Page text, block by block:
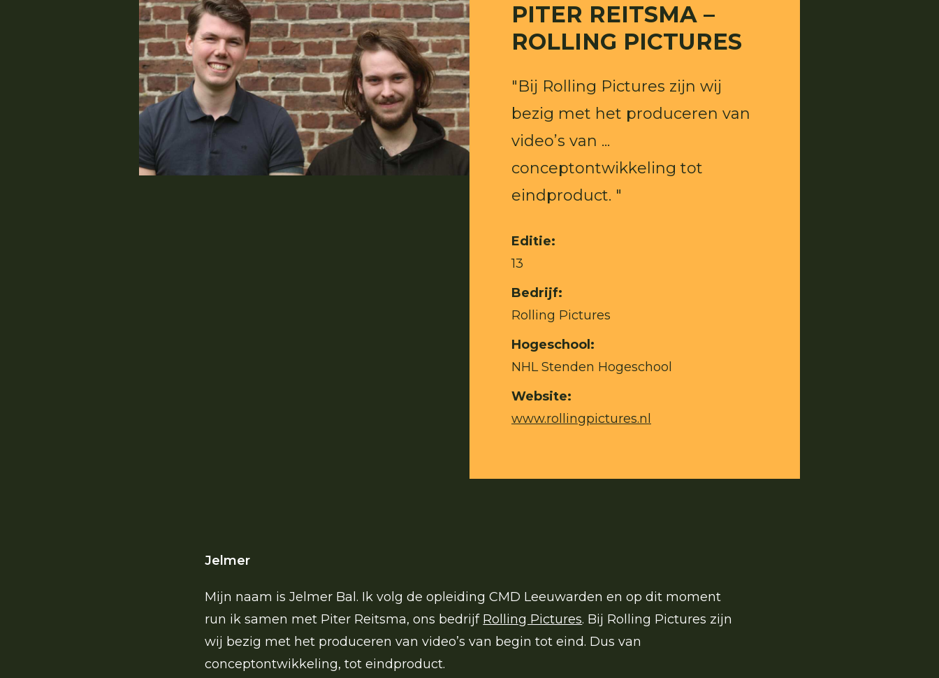
PITER REITSMA –
ROLLING PICTURES
"Bij Rolling Pictures zijn wij
bezig met het produceren van
video’s van ...
conceptontwikkeling tot
eindproduct. "
Editie:
13
Bedrijf:
Rolling Pictures
Hogeschool:
NHL Stenden Hogeschool
Website:
www.rollingpictures.nl
Jelmer
Mijn naam is Jelmer Bal. Ik volg de opleiding CMD Leeuwarden en op dit moment
run ik samen met Piter Reitsma, ons bedrijf Rolling Pictures. Bij Rolling Pictures zijn
wij bezig met het produceren van video’s van begin tot eind. Dus van
conceptontwikkeling, tot eindproduct.